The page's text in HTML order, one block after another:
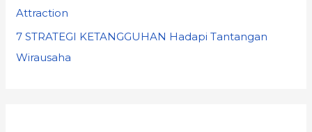
Attraction
7 STRATEGI KETANGGUHAN Hadapi Tantangan
Wirausaha